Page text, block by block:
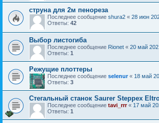
струна для 2м пенореза
Последнее сообщение shura2 « 28 июн
Ответы: 42
Выбор листогиба
Последнее сообщение Rionet « 20 май
Ответы: 1
Режущие плоттеры
Последнее сообщение selenur« 18 май
Ответы: 3
Стегальный станок Saurer Steppex
Последнее сообщение tavi_rrr« 17 май
Ответы: 1